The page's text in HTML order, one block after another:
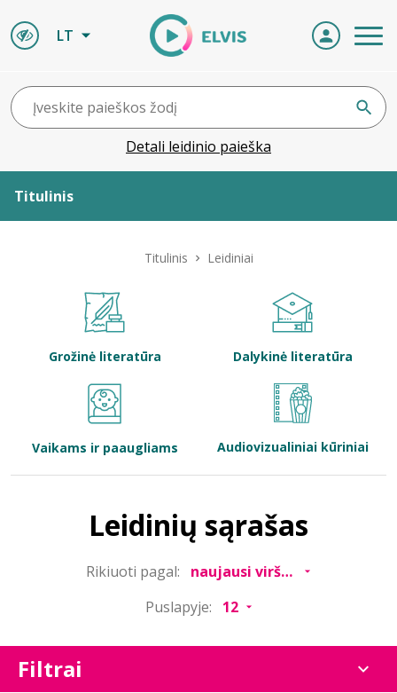
LT
Detali leidinio paieška
Titulinis
Bibliotekoms
Titulinis Leidiniai
Grožinė literatūra Dalykinė literatūra
Vaikams ir paaugliams Audiovizualiniai kūriniai
Leidinių sąrašas
Rikiuoti pagal:
Puslapyje:
Filtrai